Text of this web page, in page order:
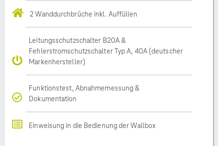
2 Wanddurchbrüche inkl. Auffüllen
Leitungsschutzschalter B20A &
Fehlerstromschutzschalter Typ A, 40A (deutscher
Markenhersteller)
Funktionstest, Abnahmemessung &
Dokumentation
Einweisung in die Bedienung der Wallbox